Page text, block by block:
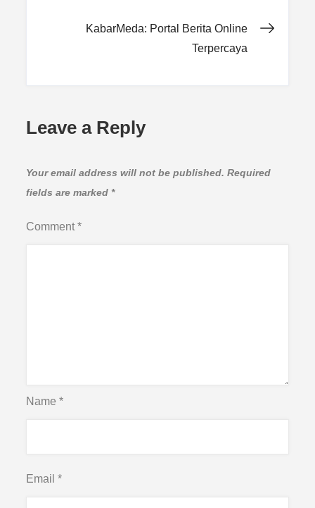
KabarMeda: Portal Berita Online
Terpercaya
Leave a Reply
Your email address will not be published. Required
fields are marked *
Comment*
Name*
Email*